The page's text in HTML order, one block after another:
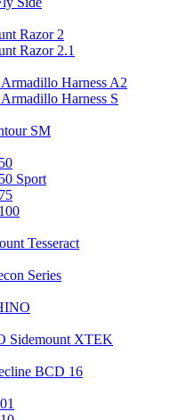
Razor 2
Razor 2.1
Harness A2
Harness S
SM
Sport
Tesseract
Series
Sidemount XTEK
BCD 16